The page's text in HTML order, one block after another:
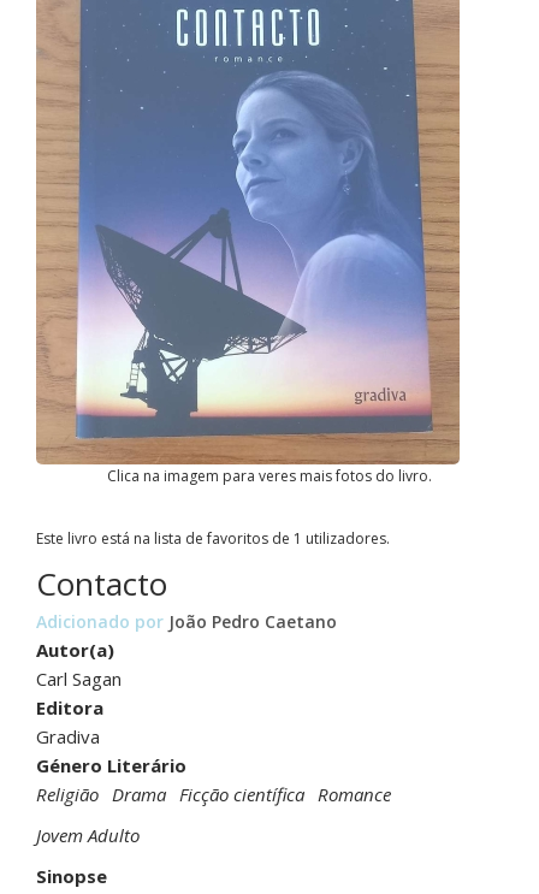
Clica na imagem para veres mais fotos do livro.
Este livro está na lista de favoritos de 1 utilizadores.
Contacto
Adicionado por João Pedro Caetano
Autor(a)
Carl Sagan
Editora
Gradiva
Género Literário
Religião Drama Ficção científica Romance
Jovem Adulto
Sinopse